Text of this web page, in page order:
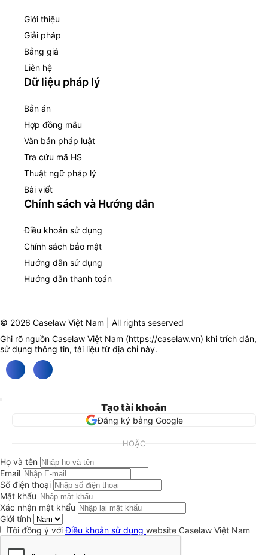
Giới thiệu
Giải pháp
Bảng giá
Liên hệ
Dữ liệu pháp lý
Bản án
Hợp đồng mẫu
Văn bản pháp luật
Tra cứu mã HS
Thuật ngữ pháp lý
Bài viết
Chính sách và Hướng dẫn
Điều khoản sử dụng
Chính sách bảo mật
Hướng dẫn sử dụng
Hướng dẫn thanh toán
© 2026 Caselaw Việt Nam | All rights seserved
Ghi rõ nguồn Caselaw Việt Nam (https://caselaw.vn) khi trích dẫn,
sử dụng thông tin, tài liệu từ địa chỉ này.
Tạo tài khoản
Đăng ký bằng Google
HOẶC
Họ và tên
Email
Số điện thoại
Mật khẩu
Xác nhận mật khẩu
Giới tính
Tôi đồng ý vớiĐiều khoản sử dụng website Caselaw Việt Nam